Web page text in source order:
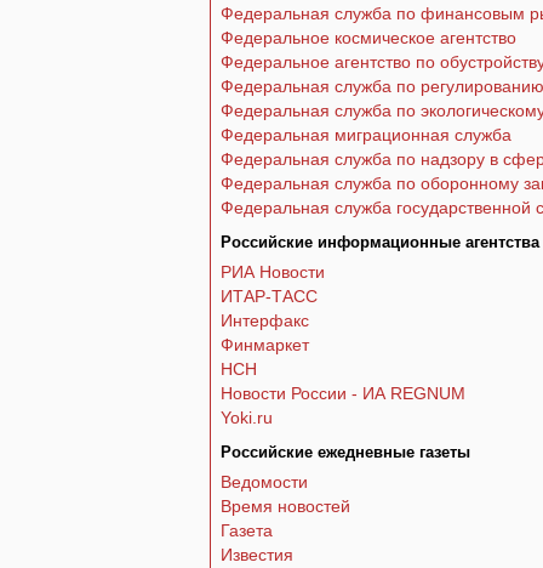
Федеральная служба по финансовым
Федеральное космическое агентство
Федеральное агентство по
Федеральная служба по
Федеральная служба по
Федеральная миграционная служба
Федеральная служба по надзору в
Федеральная служба по оборонному
Федеральная служба государственной
Российские информационные агентства
РИА Новости
ИТАР-ТАСС
Интерфакс
Финмаркет
НСН
Новости России - ИА REGNUM
Yoki.ru
Российские ежедневные газеты
Ведомости
Время новостей
Газета
Известия